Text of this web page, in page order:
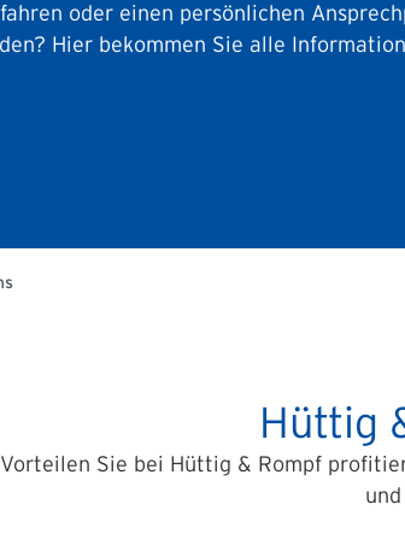
oder einen persönlichen
Hier bekommen Sie alle
Hüttig
Sie bei Hüttig & Rompf